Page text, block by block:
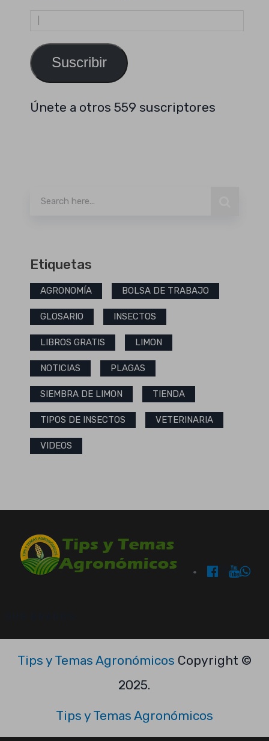
Dirección
de
Suscribir
Únete a otros 559 suscriptores
Etiquetas
AGRONOMÍA BOLSA DE TRABAJO
GLOSARIO INSECTOS
LIBROS GRATIS LIMON
NOTICIAS PLAGAS
SIEMBRA DE LIMON TIENDA
TIPOS DE INSECTOS VETERINARIA
VIDEOS
Tips y Temas Agronómicos Copyright ©
2025.
Tips y Temas Agronómicos